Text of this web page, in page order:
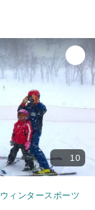
10
ウィンタースポーツ